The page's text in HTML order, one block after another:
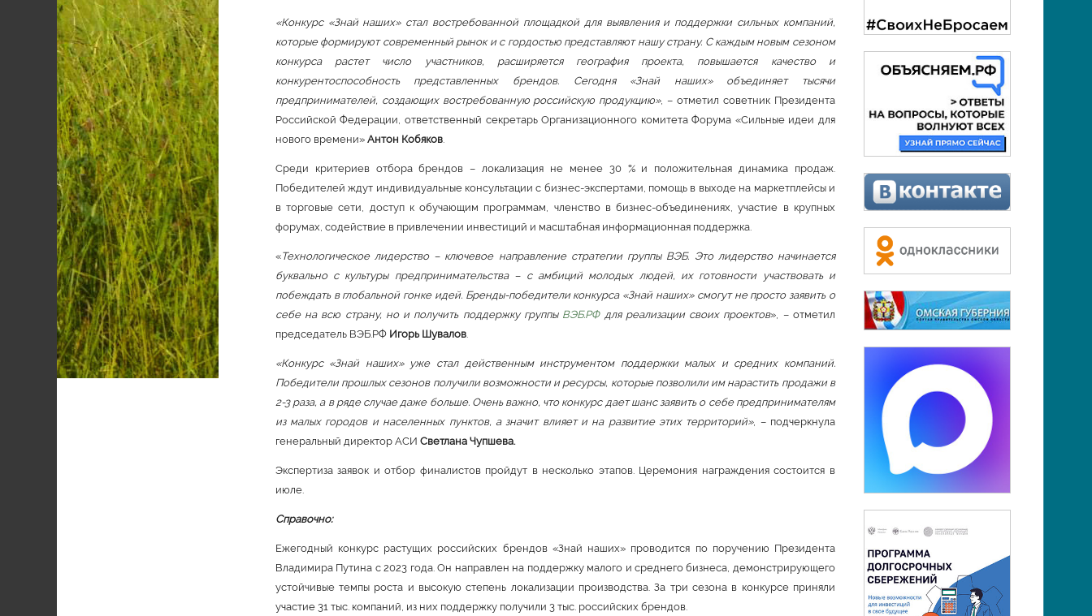
«Конкурс «Знай наших» стал востребованной площадкой для выявления и поддержки сильных компаний,
которые формируют современный рынок и с гордостью представляют нашу страну. С каждым новым сезоном
конкурса растет число участников, расширяется география проекта, повышается качество и
конкурентоспособность представленных брендов. Сегодня «Знай наших» объединяет тысячи
предпринимателей, создающих востребованную российскую продукцию», – отметил советник Президента
Российской Федерации, ответственный секретарь Организационного комитета Форума «Сильные идеи для
нового времени» Антон Кобяков.
Среди критериев отбора брендов – локализация не менее 30 % и положительная динамика продаж.
Победителей ждут индивидуальные консультации с бизнес-экспертами, помощь в выходе на маркетплейсы и
в торговые сети, доступ к обучающим программам, членство в бизнес-объединениях, участие в крупных
форумах, содействие в привлечении инвестиций и масштабная информационная поддержка.
«Технологическое лидерство – ключевое направление стратегии группы ВЭБ. Это лидерство начинается
буквально с культуры предпринимательства – с амбиций молодых людей, их готовности участвовать и
побеждать в глобальной гонке идей. Бренды-победители конкурса «Знай наших» смогут не просто заявить о
себе на всю страну, но и получить поддержку группы ВЭБ.РФдля реализации своих проектов», – отметил
председатель ВЭБ.РФ Игорь Шувалов.
«Конкурс «Знай наших» уже стал действенным инструментом поддержки малых и средних компаний.
Победители прошлых сезонов получили возможности и ресурсы, которые позволили им нарастить продажи в
2-3 раза, а в ряде случае даже больше. Очень важно, что конкурс дает шанс заявить о себе предпринимателям
из малых городов и населенных пунктов, а значит влияет и на развитие этих территорий», – подчеркнула
генеральный директор АСИ Светлана Чупшева.
Экспертиза заявок и отбор финалистов пройдут в несколько этапов. Церемония награждения состоится в
июле.
Справочно:
Ежегодный конкурс растущих российских брендов «Знай наших» проводится по поручению Президента
Владимира Путина с 2023 года. Он направлен на поддержку малого и среднего бизнеса, демонстрирующего
устойчивые темпы роста и высокую степень локализации производства. За три сезона в конкурсе приняли
участие 31 тыс. компаний, из них поддержку получили 3 тыс. российских брендов.